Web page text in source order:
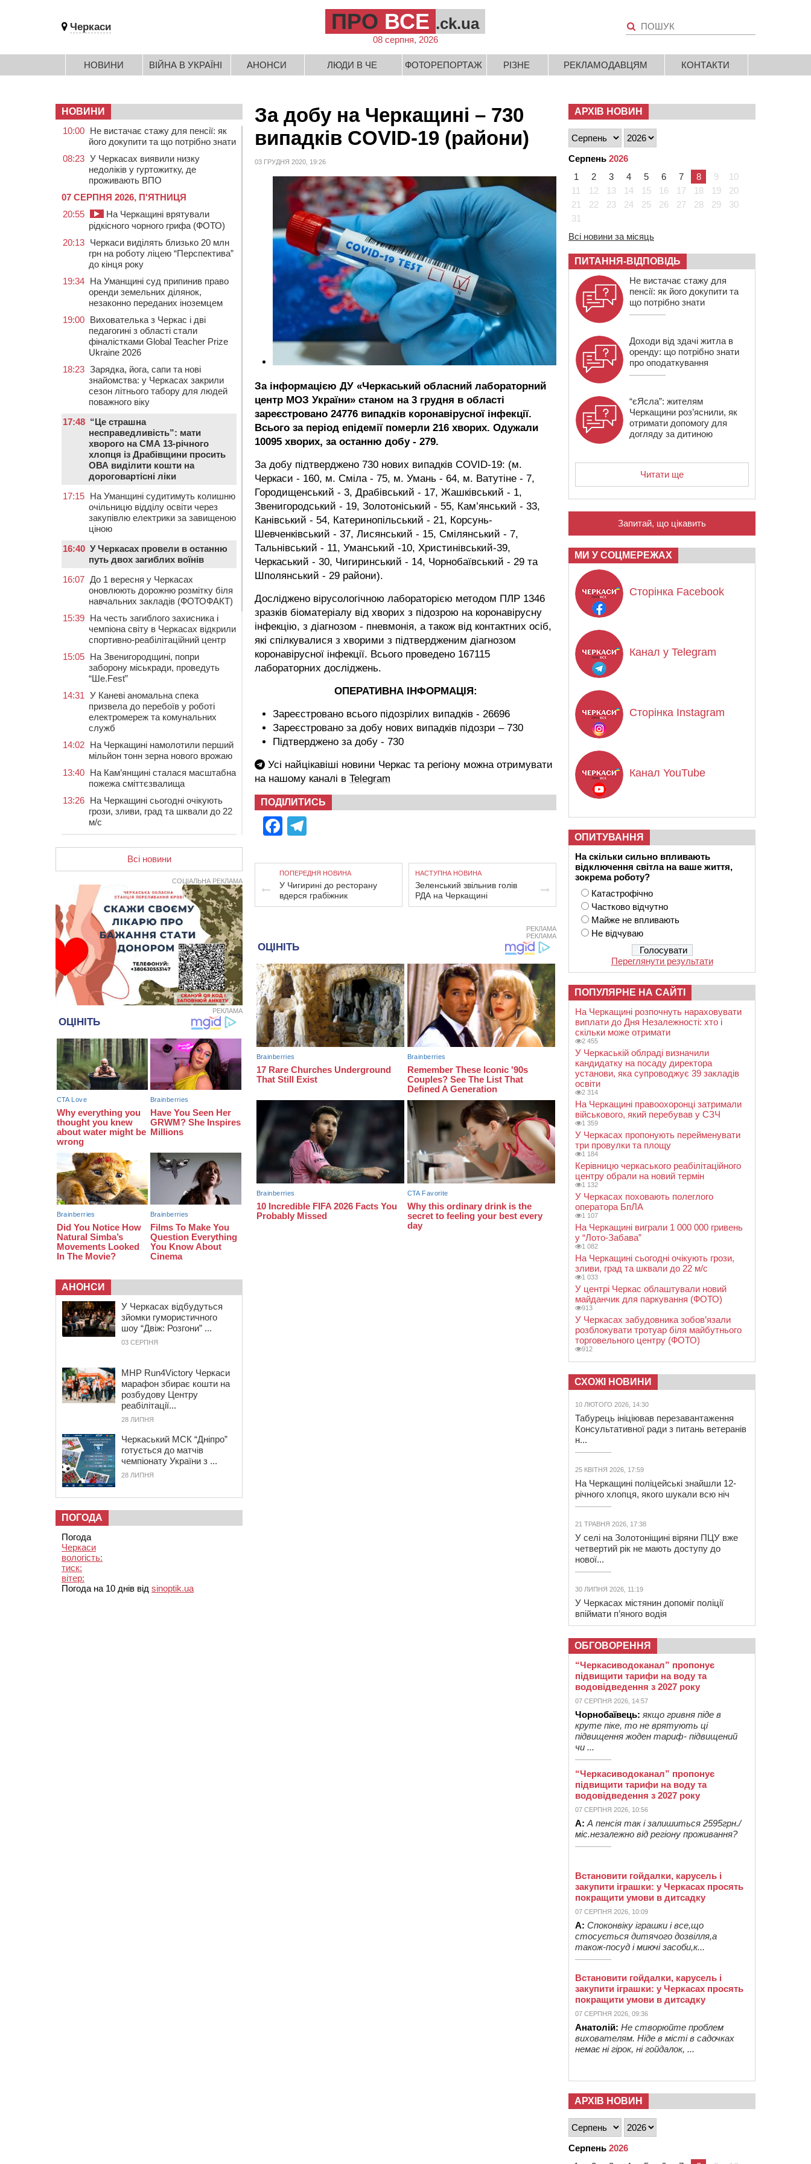
Черкаси ПРО ВСЕ .ck.ua
08 серпня, 2026
НОВИНИ ВІЙНА В УКРАЇНІ АНОНСИ ЛЮДИ В ЧЕ ФОТОРЕПОРТАЖ РІЗНЕ РЕКЛАМОДАВЦЯМ КОНТАКТИ
За добу на Черкащині – 730
випадків COVID-19 (райони)
03 ГРУДНЯ 2020, 19:26
За інформацією ДУ «Черкаський обласний лабораторний
центр МОЗ України» станом на 3 грудня в області
зареєстровано 24776 випадків коронавірусної інфекції.
Всього за період епідемії померли 216 хворих. Одужали
10095 хворих, за останню добу - 279.
За добу підтверджено 730 нових випадків COVID-19: (м.
Черкаси - 160, м. Сміла - 75, м. Умань - 64, м. Ватутіне - 7,
Городищенський - 3, Драбівський - 17, Жашківський - 1,
Звенигородський - 19, Золотоніський - 55, Кам’янський - 33,
Канівський - 54, Катеринопільський - 21, Корсунь-
Шевченківський - 37, Лисянський - 15, Смілянський - 7,
Тальнівський - 11, Уманський -10, Христинівський-39,
Черкаський - 30, Чигиринський - 14, Чорнобаївський - 29 та
Шполянський - 29 райони).
Досліджено вірусологічною лабораторією методом ПЛР 1346
зразків біоматеріалу від хворих з підозрою на коронавірусну
інфекцію, з діагнозом - пневмонія, а також від контактних осіб,
які спілкувалися з хворими з підтвердженим діагнозом
коронавірусної інфекції. Всього проведено 167115
лабораторних досліджень.
ОПЕРАТИВНА ІНФОРМАЦІЯ:
Зареєстровано всього підозрілих випадків - 26696
Зареєстровано за добу нових випадків підозри – 730
Підтверджено за добу - 730
Усі найцікавіші новини Черкас та регіону можна отримувати
на нашому каналі в Telegram
ПОДІЛИТИСЬ
Facebook
ПОПЕРЕДНЯ НОВИНА
У Чигирині до ресторану
вдерся грабіжник
НАСТУПНА НОВИНА
Зеленський звільнив голів
РДА на Черкащині
РЕКЛАМА
РЕКЛАМА
НОВИНИ
10:00 Не вистачає стажу для пенсії: як
його докупити та що потрібно знати
08:23 У Черкасах виявили низку
недоліків у гуртожитку, де
проживають ВПО
07 СЕРПНЯ 2026, П'ЯТНИЦЯ
20:55
На Черкащині врятували
рідкісного чорного грифа (ФОТО)
20:13 Черкаси виділять близько 20 млн
грн на роботу ліцею “Перспектива”
до кінця року
19:34 На Уманщині суд припинив право
оренди земельних ділянок,
незаконно переданих іноземцем
19:00 Вихователька з Черкас і дві
педагогині з області стали
фіналістками Global Teacher Prize
Ukraine 2026
18:23 Зарядка, йога, сапи та нові
знайомства: у Черкасах закрили
сезон літнього табору для людей
поважного віку
17:48 “Це страшна
несправедливість”: мати
хворого на СМА 13-річного
хлопця із Драбівщини просить
ОВА виділити кошти на
дороговартісні ліки
17:15 На Уманщині судитимуть колишню
очільницю відділу освіти через
закупівлю електрики за завищеною
ціною
16:40 У Черкасах провели в останню
путь двох загиблих воїнів
16:07 До 1 вересня у Черкасах
оновлюють дорожню розмітку біля
навчальних закладів (ФОТОФАКТ)
15:39 На честь загиблого захисника і
чемпіона світу в Черкасах відкрили
спортивно-реабілітаційний центр
15:05 На Звенигородщині, попри
заборону міськради, проведуть
“Ше.Fest”
14:31 У Каневі аномальна спека
призвела до перебоїв у роботі
електромереж та комунальних
служб
14:02 На Черкащині намолотили перший
мільйон тонн зерна нового врожаю
13:40 На Кам’янщині сталася масштабна
пожежа сміттєзвалища
13:26 На Черкащині сьогодні очікують
грози, зливи, град та шквали до 22
м/с
12:15 У центрі Черкас не поділили
дорогу водії двох ВАЗів
11:29
У Черкасах до середини серпня
обмежать рух транспорту на трьох
вулицях
10:54
На Черкащині кількість укриттів
збільшилась уп’ятеро з початку
повномасштабної війни
10:15
У Черкасах водій Audi Q5
спричинив аварію, не пропустивши
09:42
“Черкасиводоканал” пропонує
підвищити тарифи на воду та
водовідведення з 2027 року
09:08 Встановити гойдалки, карусель і
закупити іграшки: у Черкасах
08:22
“На щиті” у Чорнобаївську
громаду повертається полеглий
Всі новини
СОЦІАЛЬНА РЕКЛАМА
РЕКЛАМА
АНОНСИ
У Черкасах відбудуться
зйомки гумористичного
шоу “Двіж: Розгони” ...
03 СЕРПНЯ
MHP Run4Victory Черкаси
марафон збирає кошти на
розбудову Центру
реабілітації...
28 ЛИПНЯ
Черкаський МСК “Дніпро”
готується до матчів
чемпіонату України з ...
28 ЛИПНЯ
ПОГОДА
Погода
Черкаси
вологість:
тиск:
вітер:
Погода на 10 днів від sinoptik.ua
АРХІВ НОВИН
Серпень 2026
1
2 3 4 5 6 7 8 9
10
11
12 13 14 15 16 17 18 19
20
21
22 23 24 25 26 27 28 29
30
31
Всі новини за місяць
ПИТАННЯ-ВІДПОВІДЬ
Не вистачає стажу для
пенсії: як його докупити та
що потрібно знати
Доходи від здачі житла в
оренду: що потрібно знати
про оподаткування
“єЯсла”: жителям
Черкащини роз’яснили, як
отримати допомогу для
догляду за дитиною
Читати ще
Запитай, що цікавить
МИ У СОЦМЕРЕЖАХ
Сторінка Facebook
Канал у Telegram
Сторінка Instagram
Канал YouTube
ОПИТУВАННЯ
На скільки сильно впливають
відключення світла на ваше життя,
зокрема роботу?
Катастрофічно
Частково відчутно
Майже не впливають
Не відчуваю
Переглянути результати
ПОПУЛЯРНЕ НА САЙТІ
На Черкащині розпочнуть нараховувати
виплати до Дня Незалежності: хто і
скільки може отримати
2 455
У Черкаській облраді визначили
кандидатку на посаду директора
установи, яка супроводжує 39 закладів
освіти
2 314
На Черкащині правоохоронці затримали
військового, який перебував у СЗЧ
1 359
У Черкасах пропонують перейменувати
три провулки та площу
1 184
Керівницю черкаського реабілітаційного
центру обрали на новий термін
1 132
У Черкасах поховають полеглого
оператора БпЛА
1 107
На Черкащині виграли 1 000 000 гривень
у “Лото-Забава”
1 082
На Черкащині сьогодні очікують грози,
зливи, град та шквали до 22 м/с
1 033
У центрі Черкас облаштували новий
майданчик для паркування (ФОТО)
913
У Черкасах забудовника зобов’язали
розблокувати тротуар біля майбутнього
торговельного центру (ФОТО)
912
СХОЖІ НОВИНИ
10 ЛЮТОГО 2026, 14:30
Табурець ініціював перезавантаження
Консультативної ради з питань ветеранів
н...
25 КВІТНЯ 2026, 17:59
На Черкащині поліцейські знайшли 12-
річного хлопця, якого шукали всю ніч
21 ТРАВНЯ 2026, 17:38
У селі на Золотоніщині віряни ПЦУ вже
четвертий рік не мають доступу до
нової...
30 ЛИПНЯ 2026, 11:19
У Черкасах містянин допоміг поліції
впіймати п’яного водія
ОБГОВОРЕННЯ
“Черкасиводоканал” пропонує
підвищити тарифи на воду та
водовідведення з 2027 року
07 СЕРПНЯ 2026, 14:57
Чорнобаївець: якщо гривня піде в
круте піке, то не врятують ці
підвищення жоден тариф- підвищений
чи ...
“Черкасиводоканал” пропонує
підвищити тарифи на воду та
водовідведення з 2027 року
07 СЕРПНЯ 2026, 10:56
А: А пенсія так і залишиться 2595грн./
міс.незалежно від регіону проживання?
Встановити гойдалки, карусель і
закупити іграшки: у Черкасах просять
покращити умови в дитсадку
07 СЕРПНЯ 2026, 10:09
А: Споконвіку іграшки і все,що
стосується дитячого дозвілля,а
також-посуд і миючі засоби,к...
Встановити гойдалки, карусель і
закупити іграшки: у Черкасах просять
покращити умови в дитсадку
07 СЕРПНЯ 2026, 09:36
Анатолій: Не створюйте проблем
вихователям. Ніде в місті в садочках
немає ні гірок, ні гойдалок, ...
АРХІВ НОВИН
Серпень 2026